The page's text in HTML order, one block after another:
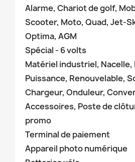
Alarme, Chariot de golf,
Scooter, Moto, Quad, Jet-
Optima, AGM
Spécial - 6 volts
Matériel industriel,
Puissance, Renouvelable,
Chargeur, Onduleur,
Accessoires, Poste de
promo
Terminal de paiement
Appareil photo numérique